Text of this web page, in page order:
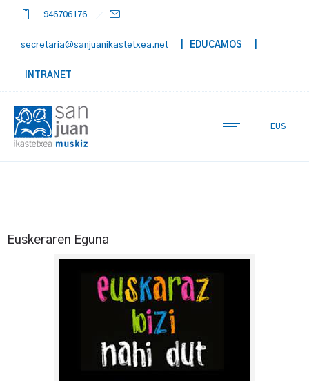
946706176
secretaria@sanjuanikastetxea.net | EDUCAMOS
INTRANET
EUS
Euskeraren Eguna